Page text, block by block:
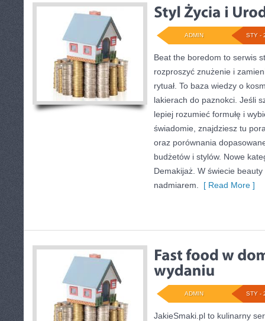
STY -
ADMIN
Beat the boredom to serwis
rozproszyć znużenie i
rytuał. To baza wiedzy o
lakierach do paznokci. Jeśli
lepiej rozumieć formułę i
świadomie, znajdziesz tu
oraz porównania
budżetów i stylów. Nowe
Demakijaż. W świecie beauty
nadmiarem.
[ Read More ]
STY -
ADMIN
JakieSmaki.pl to kulinarny